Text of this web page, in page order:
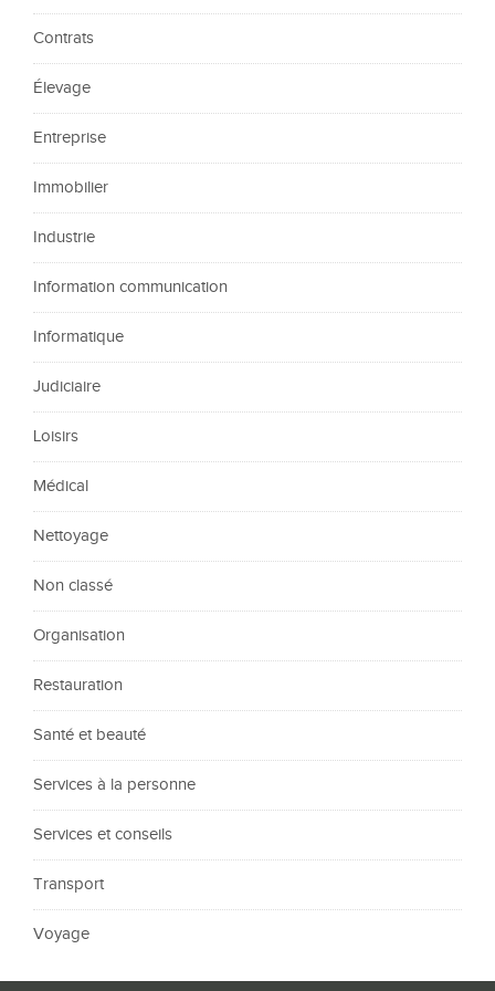
Contrats
Élevage
Entreprise
Immobilier
Industrie
Information communication
Informatique
Judiciaire
Loisirs
Médical
Nettoyage
Non classé
Organisation
Restauration
Santé et beauté
Services à la personne
Services et conseils
Transport
Voyage